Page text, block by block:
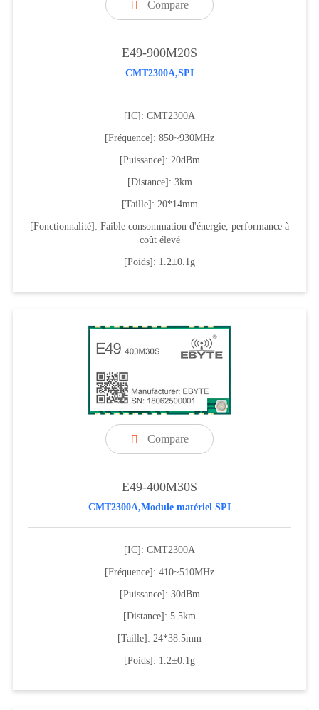
 Compare
E49-900M20S
CMT2300A,SPI
[IC]: CMT2300A
[Fréquence]: 850~930MHz
[Puissance]: 20dBm
[Distance]: 3km
[Taille]: 20*14mm
[Fonctionnalité]: Faible consommation d'énergie, performance à
coût élevé
[Poids]: 1.2±0.1g
 Compare
E49-400M30S
CMT2300A,Module matériel SPI
[IC]: CMT2300A
[Fréquence]: 410~510MHz
[Puissance]: 30dBm
[Distance]: 5.5km
[Taille]: 24*38.5mm
[Poids]: 1.2±0.1g